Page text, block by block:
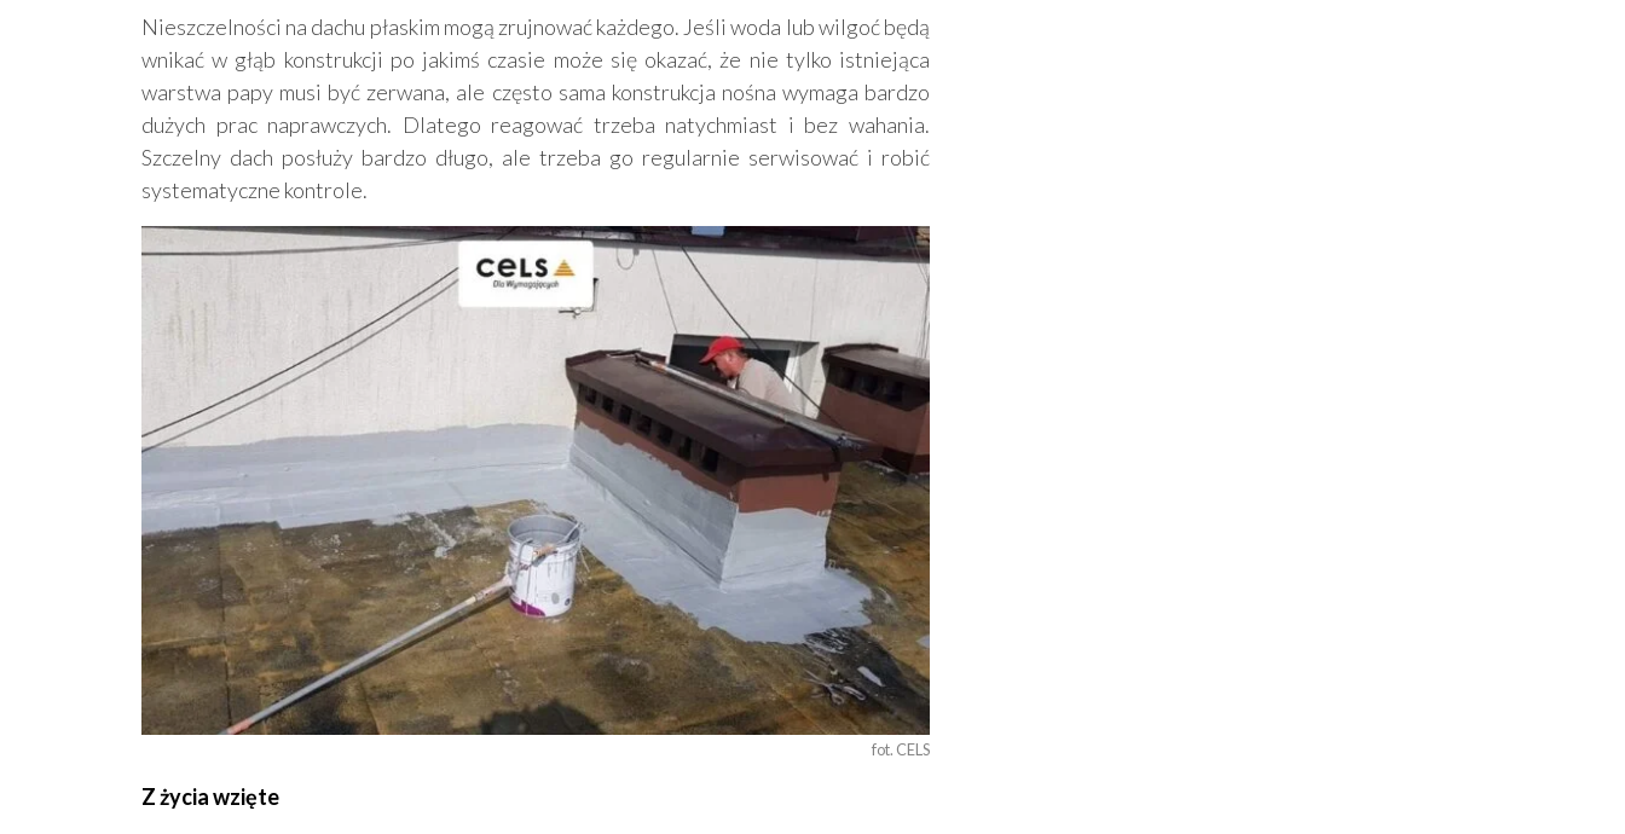
Nieszczelności na dachu płaskim mogą zrujnować każdego. Jeśli woda lub wilgoć będą
wnikać w głąb konstrukcji po jakimś czasie może się okazać, że nie tylko istniejąca
warstwa papy musi być zerwana, ale często sama konstrukcja nośna wymaga bardzo
dużych prac naprawczych. Dlatego reagować trzeba natychmiast i bez wahania.
Szczelny dach posłuży bardzo długo, ale trzeba go regularnie serwisować i robić
systematyczne kontrole.
fot. CELS
Z życia wzięte